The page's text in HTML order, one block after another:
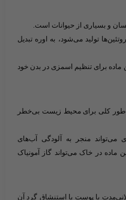
و بسیاری از حیوانات است.
تولید می‌شود، به اوره تبدیل
ماده برای تنظیم اسمزی در بدن خود
به طور کلی برای محیط زیست بی‌خطر
منجر به آلودگی آب‌های
ماده در خاک می‌تواند گاز آمونیاک
با پوست یا استنشاق گرد آن